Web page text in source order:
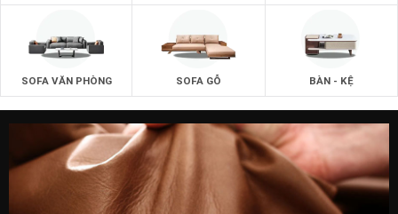
SOFA VĂN PHÒNG SOFA GỖ BÀN - KỆ